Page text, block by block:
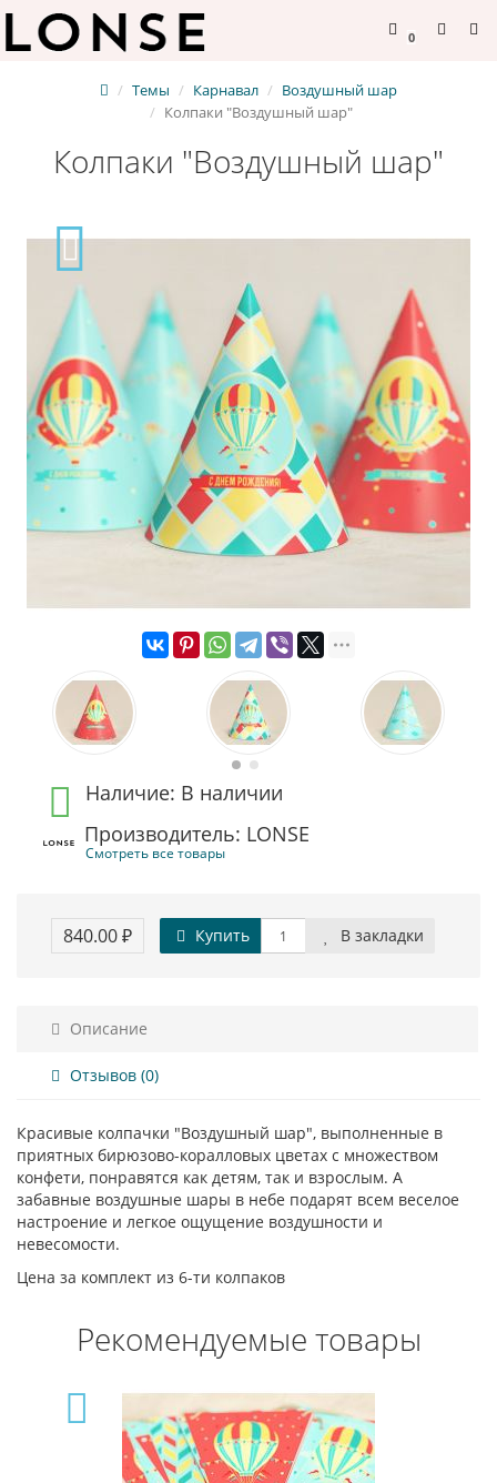
0
Темы Карнавал
Воздушный шар
Колпаки "Воздушный шар"
Колпаки "Воздушный шар"
Наличие: В наличии
Производитель: LONSE
Смотреть все товары
840.00 ₽ Купить В закладки
Описание
Отзывов (0)
Красивые колпачки "Воздушный шар", выполненные в
приятных бирюзово-коралловых цветах с множеством
конфети, понравятся как детям, так и взрослым. А
забавные воздушные шары в небе подарят всем веселое
настроение и легкое ощущение воздушности и
невесомости.
Цена за комплект из 6-ти колпаков
Рекомендуемые товары